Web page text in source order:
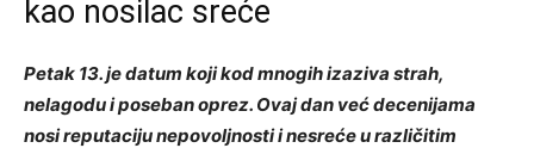
kao nosilac sreće
Petak 13. je datum koji kod mnogih izaziva strah,
nelagodu i poseban oprez. Ovaj dan već decenijama
nosi reputaciju nepovoljnosti i nesreće u različitim